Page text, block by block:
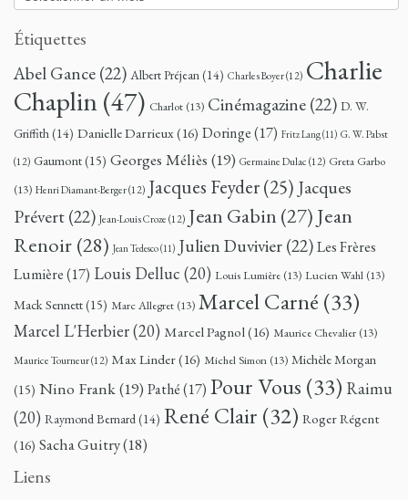
Étiquettes
Abel Gance(22) Albert Préjean(14) Charles Boyer(12) Charlie
Chaplin(47) Charlot (13) Cinémagazine(22) D. W.
Griffith(14) Danielle Darrieux(16) Doringe(17) Fritz Lang(11) G. W. Pabst
(12) Gaumont(15) Georges Méliès (19) Germaine Dulac (12) Greta Garbo
(13) Henri Diamant-Berger(12) Jacques Feyder(25) Jacques
Prévert(22) Jean-Louis Croze (12) Jean Gabin (27) Jean
Renoir (28) Jean Tedesco(11) Julien Duvivier(22)Les Frères
Lumière(17) Louis Delluc (20) Louis Lumière (13) Lucien Wahl (13)
Mack Sennett(15) Marc Allegret (13) Marcel Carné (33)
Marcel L'Herbier(20) Marcel Pagnol(16) Maurice Chevalier (13)
Maurice Tourneur(12) Max Linder(16) Michel Simon (13) Michèle Morgan
(15) Nino Frank(19) Pathé(17) Pour Vous (33) Raimu
(20) Raymond Bernard(14) René Clair (32) Roger Régent
(16) Sacha Guitry(18)
Liens